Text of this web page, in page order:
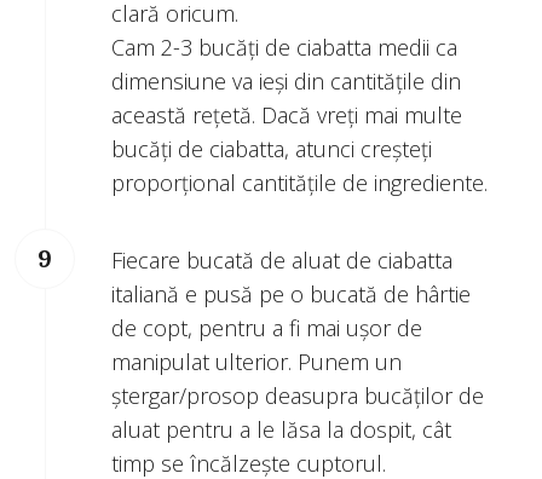
clară oricum.
Cam 2-3 bucăți de ciabatta medii ca
dimensiune va ieși din cantitățile din
această rețetă. Dacă vreți mai multe
bucăți de ciabatta, atunci creșteți
proporțional cantitățile de ingrediente.
Fiecare bucată de aluat de ciabatta
italiană e pusă pe o bucată de hârtie
de copt, pentru a fi mai ușor de
manipulat ulterior. Punem un
ștergar/prosop deasupra bucăților de
aluat pentru a le lăsa la dospit, cât
timp se încălzește cuptorul.